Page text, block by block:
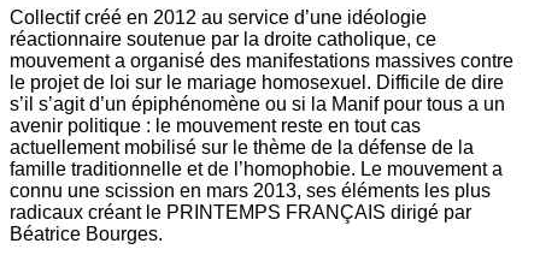
Collectif créé en 2012 au service d’une idéologie
réactionnaire soutenue par la droite catholique, ce
mouvement a organisé des manifestations massives contre
le projet de loi sur le mariage homosexuel. Difficile de dire
s’il s’agit d’un épiphénomène ou si la Manif pour tous a un
avenir politique : le mouvement reste en tout cas
actuellement mobilisé sur le thème de la défense de la
famille traditionnelle et de l’homophobie. Le mouvement a
connu une scission en mars 2013, ses éléments les plus
radicaux créant le PRINTEMPS FRANÇAIS dirigé par
Béatrice Bourges.